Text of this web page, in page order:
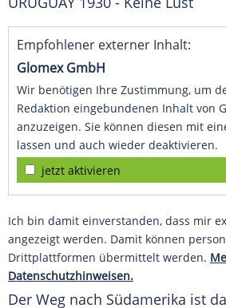
Empfohlener externer Inhalt:
Glomex GmbH
Wir benötigen Ihre Zustimmung, um
Redaktion eingebundenen Inhalt von
anzuzeigen. Sie können diesen mit
lassen und auch wieder deaktivieren.
jetzt aktivieren
Ich bin damit einverstanden, dass mir
angezeigt werden. Damit können
Drittplattformen übermittelt werden.
Datenschutzhinweisen.
Der Weg nach Südamerika ist